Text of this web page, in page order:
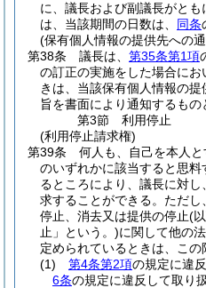
に、議長および副議長がと
は、当該期間の日数は、 同条
(保有個人情報の提供先への
第38条
議長は、 第35条第1項
の訂正の実施をした場合に
きは、当該保有個人情報の
旨を書面により通知するもの
第3節
利用停止
(利用停止請求権)
第39条
何人も、自己を本人
のいずれかに該当すると思
るところにより、議長に対し、
求することができる。 ただし
停止、消去又は提供の停止(
止」という。)に関して他の
定められているときは、この
(1)
第4条第2項の規定に違
6条の規定に違反して取り